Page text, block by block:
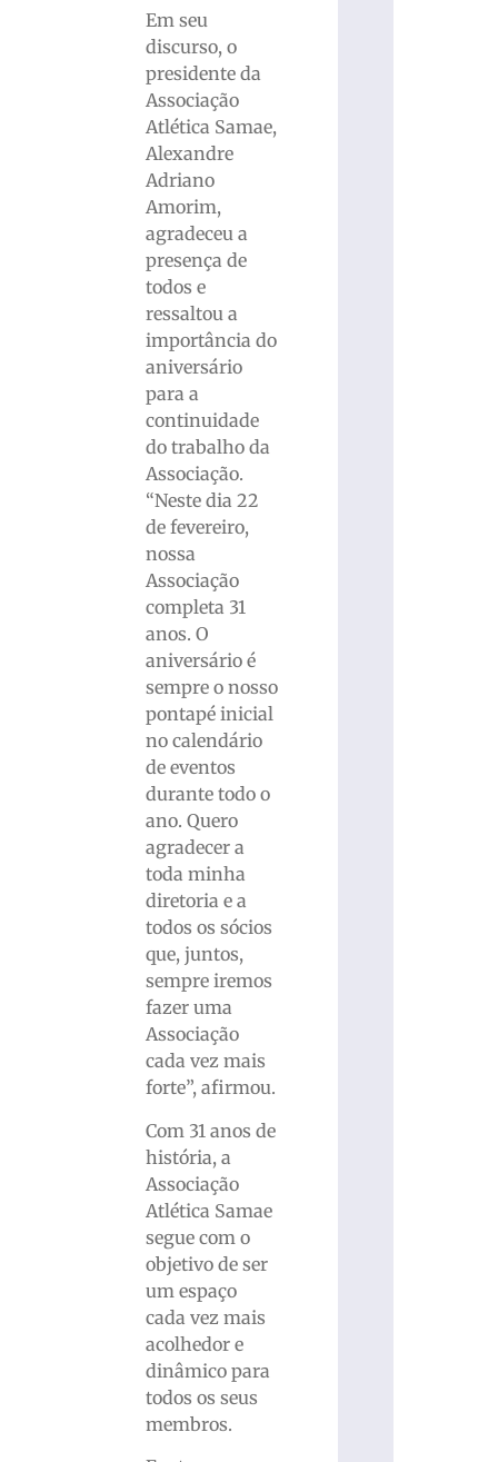
Em seu
discurso, o
presidente da
Associação
Atlética Samae,
Alexandre
Adriano
Amorim,
agradeceu a
presença de
todos e
ressaltou a
importância do
aniversário
para a
continuidade
do trabalho da
Associação.
“Neste dia 22
de fevereiro,
nossa
Associação
completa 31
anos. O
aniversário é
sempre o nosso
pontapé inicial
no calendário
de eventos
durante todo o
ano. Quero
agradecer a
toda minha
diretoria e a
todos os sócios
que, juntos,
sempre iremos
fazer uma
Associação
cada vez mais
forte”, afirmou.
Com 31 anos de
história, a
Associação
Atlética Samae
segue com o
objetivo de ser
um espaço
cada vez mais
acolhedor e
dinâmico para
todos os seus
membros.